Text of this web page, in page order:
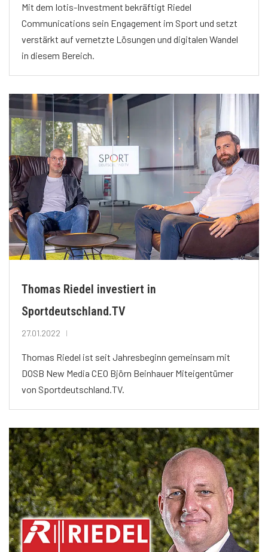
Mit dem Iotis-Investment bekräftigt Riedel
Communications sein Engagement im Sport und setzt
verstärkt auf vernetzte Lösungen und digitalen Wandel
in diesem Bereich.
Thomas Riedel investiert in
Sportdeutschland.TV
27.01.2022
Thomas Riedel ist seit Jahresbeginn gemeinsam mit
DOSB New Media CEO Björn Beinhauer Miteigentümer
von Sportdeutschland.TV.